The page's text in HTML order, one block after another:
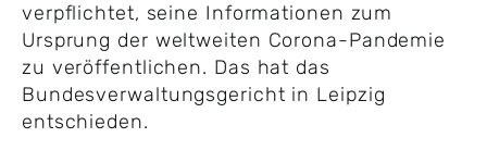
verpflichtet, seine Informationen zum
Ursprung der weltweiten Corona-Pandemie
zu veröffentlichen. Das hat das
Bundesverwaltungsgericht in Leipzig
entschieden.